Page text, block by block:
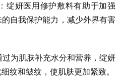
绽妍医用修护敷料有助于加强
自我保护能力，减少外界有害
为肌肤补充水分和营养，绽妍
纹和皱纹，使肌肤更加紧致。